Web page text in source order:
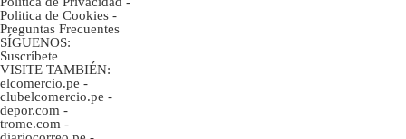
Politica de Cookies -
Preguntas Frecuentes
SÍGUENOS:
Suscríbete
VISITE TAMBIÉN:
elcomercio.pe -
clubelcomercio.pe -
depor.com -
trome.com -